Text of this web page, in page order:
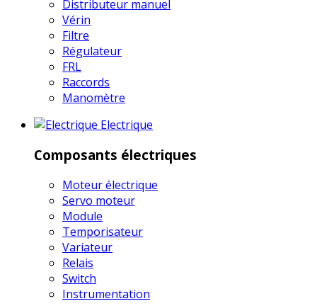
Distributeur manuel
Vérin
Filtre
Régulateur
FRL
Raccords
Manomètre
Electrique
Composants électriques
Moteur électrique
Servo moteur
Module
Temporisateur
Variateur
Relais
Switch
Instrumentation